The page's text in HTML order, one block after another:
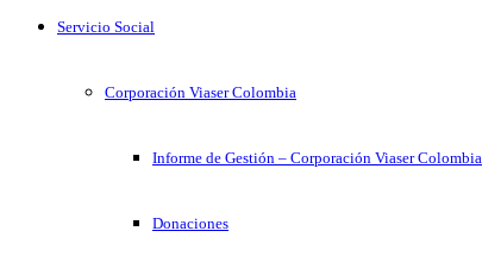
Servicio Social
Corporación Viaser Colombia
Informe de Gestión – Corporación Viaser Colombia
Donaciones